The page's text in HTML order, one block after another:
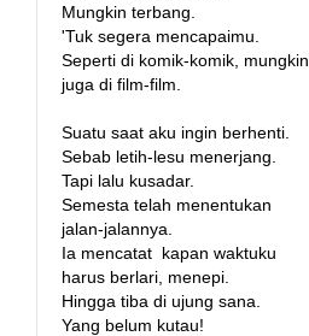
Mungkin terbang.
'Tuk segera mencapaimu.
Seperti di komik-komik, mungkin
juga di film-film.
Suatu saat aku ingin berhenti.
Sebab letih-lesu menerjang.
Tapi lalu kusadar.
Semesta telah menentukan
jalan-jalannya.
Ia mencatat kapan waktuku
harus berlari, menepi.
Hingga tiba di ujung sana.
Yang belum kutau!